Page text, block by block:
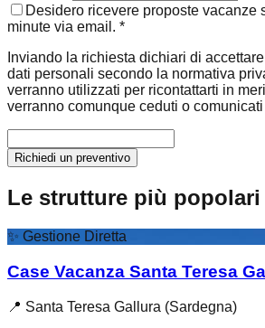
Desidero ricevere proposte vacanze
minute via email. *
Inviando la richiesta dichiari di
dati personali secondo la normativa
verranno utilizzati per ricontattarti in
verranno comunque ceduti o
Richiedi un preventivo
Le strutture più popolari
✨ Gestione Diretta
Case Vacanza Santa Teresa
📍 Santa Teresa Gallura (Sardegna)